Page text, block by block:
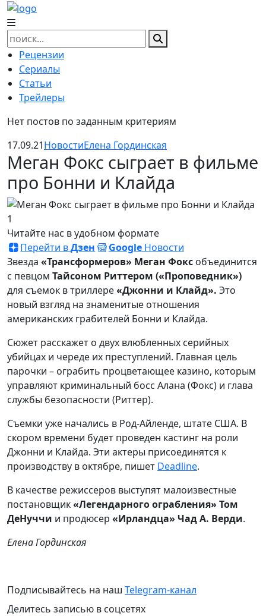
Skip
to
content
Найти:
Рецензии
Сериалы
Статьи
Трейлеры
Нет постов по заданным критериям
17.09.21НовостиЕлена Гординская
Меган Фокс сыграет в фильме
про Бонни и Клайда
Читайте нас в удобном формате
Перейти вДзен GoogleНовости
Звезда «Трансформеров» Меган Фокс объединится
с певцом Тайсоном Риттером («Проповедник»)
для съемок в триллере«Джонни и Клайд». Это
новый взгляд на знаменитые отношения
американских грабителей Бонни и Клайда.
Сюжет расскажет о двух влюбленных серийных
убийцах и череде их преступлений. Главная цель
парочки – ограбить процветающее казино, которым
управляют криминальный босс Алана (Фокс) и глава
службы безопасности (Риттер).
Съемки уже начались в Род-Айленде, штате США. В
скором времени будет проведен кастинг на роли
Джонни и Клайда. Эти актеры присоединятся к
производству в октябре, пишет Deadline.
В качестве режиссеров выступят малоизвестные
постановщик«Легендарного ограбления» Том
ДеНуччи и продюсер «Ирландца» Чад А. Верди.
Елена Гординская
Подписывайтесь на наш Telegram-канал
Делитесь записью в соцсетях